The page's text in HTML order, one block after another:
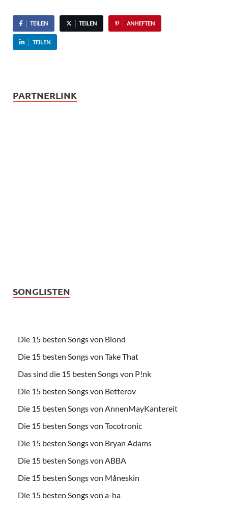
TEILEN TEILEN ANHEFTEN
TEILEN
PARTNERLINK
SONGLISTEN
Die 15 besten Songs von Blond
Die 15 besten Songs von Take That
Das sind die 15 besten Songs von P!nk
Die 15 besten Songs von Betterov
Die 15 besten Songs von AnnenMayKantereit
Die 15 besten Songs von Tocotronic
Die 15 besten Songs von Bryan Adams
Die 15 besten Songs von ABBA
Die 15 besten Songs von Måneskin
Die 15 besten Songs von a-ha